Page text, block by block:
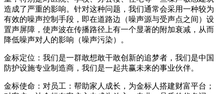
造成了严重的影响。针对这种问题，我们通常会采用一种较为
有效的噪声控制手段，即在道路边（噪声源与受声点之间）设
置声屏障，使声波在传播路径上有一个显著的附加衰减，从而
降低噪声对人的影响（噪声污染）。
金标定位：我们是一群敢想敢干敢创新的追梦者，我们是中国
防护设施专业制造商，我们是一起共赢未来的事业伙伴。
金标使命：对员工：帮助家人成长，为金标人搭建财富平台；